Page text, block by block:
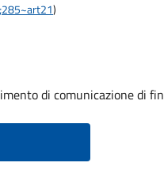
)
di comunicazione di